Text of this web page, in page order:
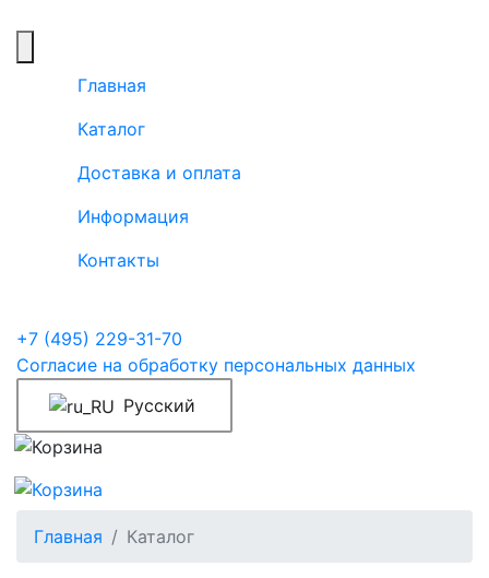
Главная
Каталог
Доставка и оплата
Информация
Контакты
+7 (495) 229-31-70
Согласие на обработку персональных данных
Русский
Главная Каталог